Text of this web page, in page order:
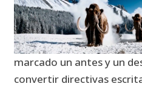
marcado un antes y un
convertir directivas